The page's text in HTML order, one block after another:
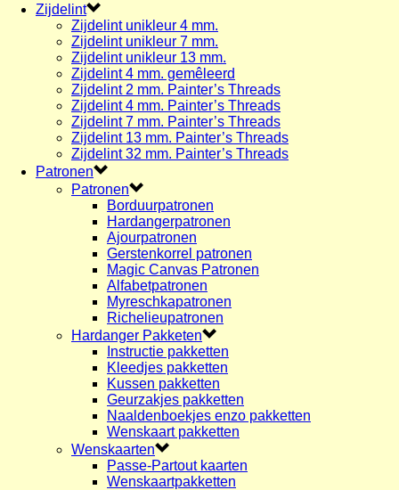
Zijdelint
Zijdelint unikleur 4 mm.
Zijdelint unikleur 7 mm.
Zijdelint unikleur 13 mm.
Zijdelint 4 mm. gemêleerd
Zijdelint 2 mm. Painter’s Threads
Zijdelint 4 mm. Painter’s Threads
Zijdelint 7 mm. Painter’s Threads
Zijdelint 13 mm. Painter’s Threads
Zijdelint 32 mm. Painter’s Threads
Patronen
Patronen
Borduurpatronen
Hardangerpatronen
Ajourpatronen
Gerstenkorrel patronen
Magic Canvas Patronen
Alfabetpatronen
Myreschkapatronen
Richelieupatronen
Hardanger Pakketen
Instructie pakketten
Kleedjes pakketten
Kussen pakketten
Geurzakjes pakketten
Naaldenboekjes enzo pakketten
Wenskaart pakketten
Wenskaarten
Passe-Partout kaarten
Wenskaartpakketten